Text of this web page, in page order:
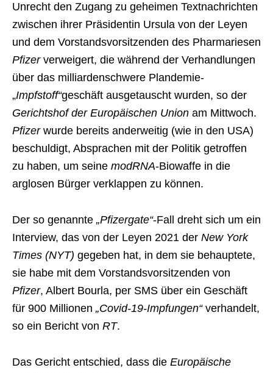
Unrecht den Zugang zu geheimen Textnachrichten
zwischen ihrer Präsidentin Ursula von der Leyen
und dem Vorstandsvorsitzenden des Pharmariesen
Pfizerverweigert, die während der Verhandlungen
über das milliardenschwere Plandemie-
„Impfstoff“geschäft ausgetauscht wurden, so der
Gerichtshof der Europäischen Union am Mittwoch.
Pfizerwurde bereits anderweitig (wie in den USA)
beschuldigt, Absprachen mit der Politik getroffen
zu haben, um seine modRNA-Biowaffe in die
arglosen Bürger verklappen zu können.
Der so genannte „Pfizergate“-Fall dreht sich um ein
Interview, das von der Leyen 2021 der New York
Times (NYT) gegeben hat, in dem sie behauptete,
sie habe mit dem Vorstandsvorsitzenden von
Pfizer, Albert Bourla, per SMS über ein Geschäft
für 900 Millionen „Covid-19-Impfungen“verhandelt,
so ein Bericht von RT.
Das Gericht entschied, dass die Europäische